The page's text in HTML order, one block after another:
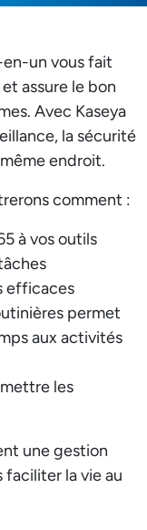
un vous fait
assure le bon
Avec Kaseya
la sécurité
endroit.
comment :
à vos outils
efficaces
permet
aux activités
les
une gestion
la vie au